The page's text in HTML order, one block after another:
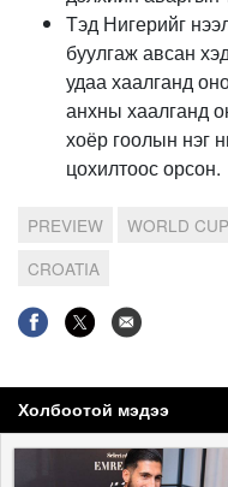
Тэд Нигерийг
буулгаж авсан
удаа хаалганд
анхны хаалганд
хоёр гоолын нэг
цохилтоос орсон.
PREVIEW WORLD CUP
CROATIA
Холбоотой мэдээ